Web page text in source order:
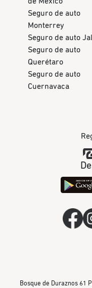
Seguro de auto
Monterrey
Seguro de auto
Seguro de auto
Querétaro
Seguro de auto
Cuernavaca
Bosque de Duraznos 61